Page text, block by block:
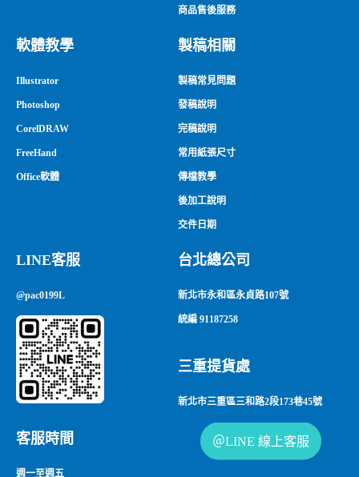
商品售後服務
軟體教學
Illustrator
Photoshop
CorelDRAW
FreeHand
Office軟體
製稿相關
製稿常見問題
發稿說明
完稿說明
常用紙張尺寸
傳檔教學
後加工說明
交件日期
LINE客服
@pac0199L
客服時間
週一至週五
台北總公司
新北市永和區永貞路107號
統編 91187258
三重提貨處
新北市三重區三和路2段173巷45號